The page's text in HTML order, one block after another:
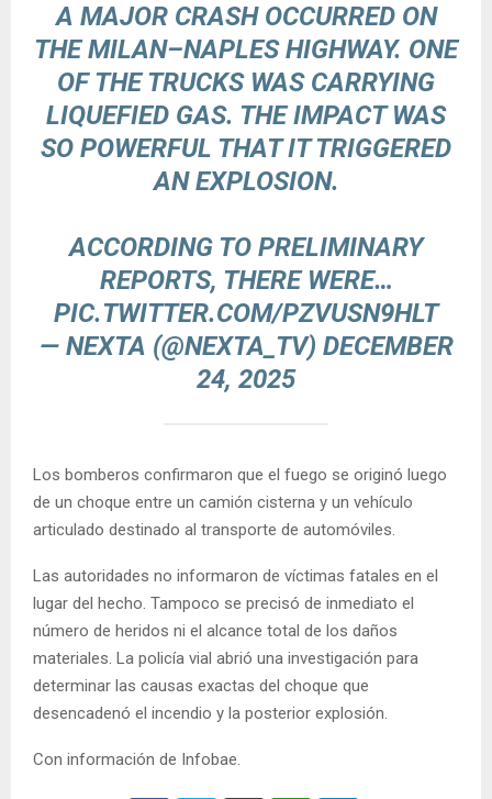
A MAJOR CRASH OCCURRED ON
THE MILAN–NAPLES HIGHWAY. ONE
OF THE TRUCKS WAS CARRYING
LIQUEFIED GAS. THE IMPACT WAS
SO POWERFUL THAT IT TRIGGERED
AN EXPLOSION.
ACCORDING TO PRELIMINARY
REPORTS, THERE WERE…
PIC.TWITTER.COM/PZVUSN9HLT
— NEXTA (@NEXTA_TV) DECEMBER
24, 2025
Los bomberos confirmaron que el fuego se originó luego
de un choque entre un camión cisterna y un vehículo
articulado destinado al transporte de automóviles.
Las autoridades no informaron de víctimas fatales en el
lugar del hecho. Tampoco se precisó de inmediato el
número de heridos ni el alcance total de los daños
materiales. La policía vial abrió una investigación para
determinar las causas exactas del choque que
desencadenó el incendio y la posterior explosión.
Con información de Infobae.